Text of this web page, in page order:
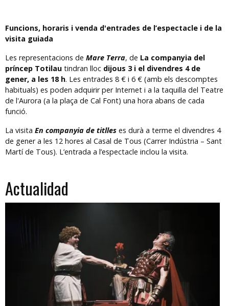
Funcions, horaris i venda d'entrades de l’espectacle i de la
visita guiada
Les representacions de Mare Terra, de La companyia del
príncep Totilau tindran lloc dijous 3 i el divendres 4 de
gener, a les 18 h. Les entrades 8 € i 6 € (amb els descomptes
habituals) es poden adquirir per Internet i a la taquilla del Teatre
de l'Aurora (a la plaça de Cal Font) una hora abans de cada
funció.
La visita En companyia de titlles es durà a terme el divendres 4
de gener a les 12 hores al Casal de Tous (Carrer Indústria – Sant
Martí de Tous). L’entrada a l’espectacle inclou la visita.
Actualidad